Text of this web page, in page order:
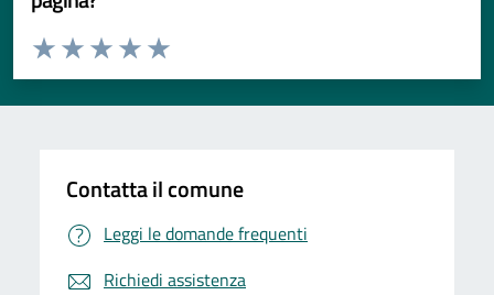
Valuta da 1 a 5 stelle la pagina
Contatta il comune
Leggi le domande frequenti
Richiedi assistenza